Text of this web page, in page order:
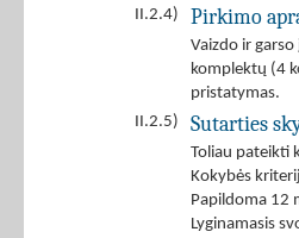
II.2.4)
Pirkimo
Vaizdo ir
komplektų (4
pristatymas.
II.2.5)
Sutarties
Toliau pateikti
Kokybės
Papildoma 12
Lyginamasis